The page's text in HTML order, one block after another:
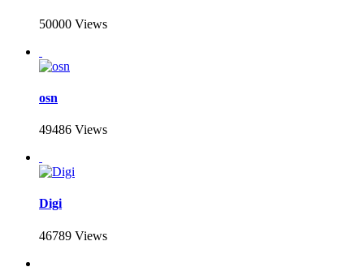
50000 Views
osn
49486 Views
Digi
46789 Views